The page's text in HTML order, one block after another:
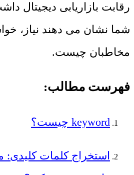
رقابت بازاریابی دیجیتال
شما نشان می دهند نیاز،
مخاطبان چیست.
فهرست مطالب:
keyword چیست؟
استخراج کلمات